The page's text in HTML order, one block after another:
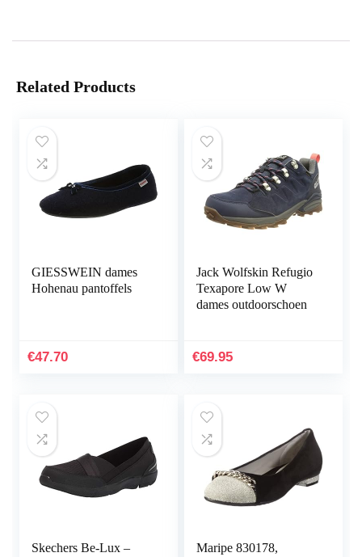
Related Products
GIESSWEIN dames
Hohenau pantoffels
€47.70
Jack Wolfskin Refugio
Texapore Low W
dames outdoorschoen
€69.95
Skechers Be-Lux –
Maripe 830178,